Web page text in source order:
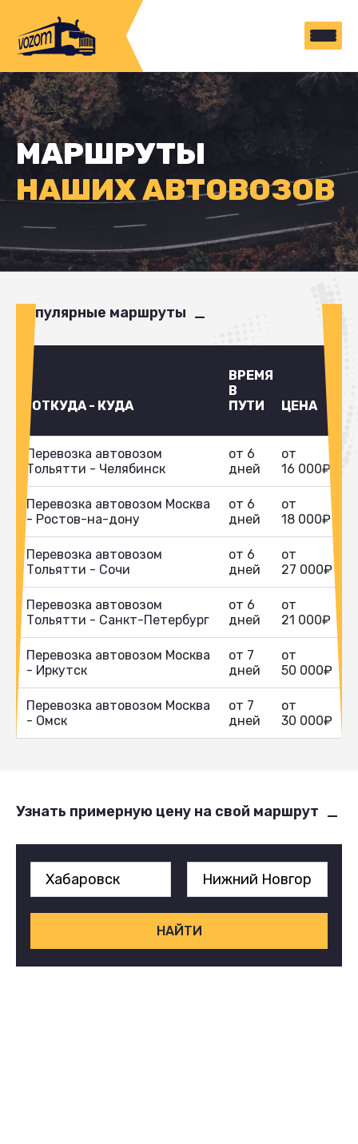
МАРШРУТЫ
НАШИХ АВТОВОЗОВ
Популярные маршруты
ОТКУДА - КУДА
ВРЕМЯ
В
ПУТИ
ЦЕНА
Перевозка автовозом
Тольятти - Челябинск
от 6
дней
от
16 000₽
Перевозка автовозом Москва
- Ростов-на-дону
от 6
дней
от
18 000₽
Перевозка автовозом
Тольятти - Сочи
от 6
дней
от
27 000₽
Перевозка автовозом
Тольятти - Санкт-Петербург
от 6
дней
от
21 000₽
Перевозка автовозом Москва
- Иркутск
от 7
дней
от
50 000₽
Перевозка автовозом Москва
- Омск
от 7
дней
от
30 000₽
Узнать примерную цену на свой маршрут
НАЙТИ